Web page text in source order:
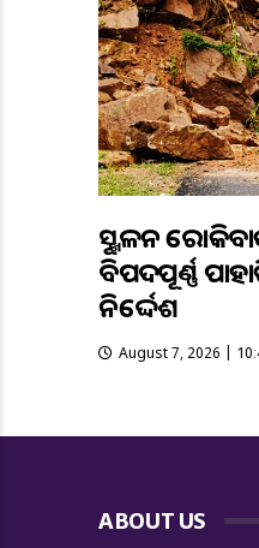
ଭୂସ୍ଖଳନ
ବିପଦପୂର୍ଣ୍ଣ
ନିର୍ଦ୍ଦେଶ
August 7, 2026 |
ABOUT US